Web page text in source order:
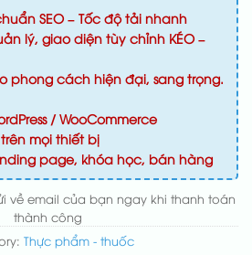
SEO – Tốc độ tải nhanh
lý, giao diện tùy chỉnh KÉO –
phong cách hiện đại, sang trọng.
/ WooCommerce
mọi thiết bị
page, khóa học, bán hàng
về email của bạn ngay khi thanh toán
thành công
Thực phẩm - thuốc